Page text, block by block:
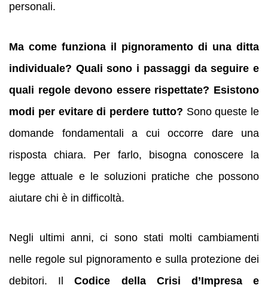
personali.
Ma come funziona il pignoramento di una ditta
individuale? Quali sono i passaggi da seguire e
quali regole devono essere rispettate? Esistono
modi per evitare di perdere tutto? Sono queste le
domande fondamentali a cui occorre dare una
risposta chiara. Per farlo, bisogna conoscere la
legge attuale e le soluzioni pratiche che possono
aiutare chi è in difficoltà.
Negli ultimi anni, ci sono stati molti cambiamenti
nelle regole sul pignoramento e sulla protezione dei
debitori. IlCodice della Crisi d’Impresa e